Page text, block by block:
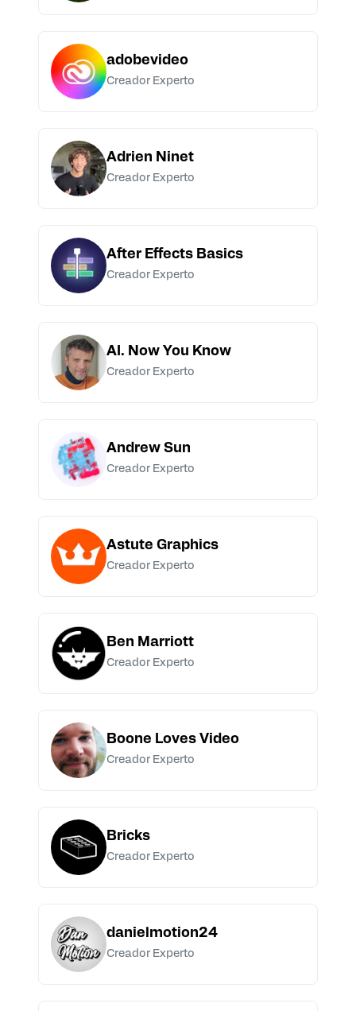
adobevideo
Creador Experto
Adrien Ninet
Creador Experto
After Effects Basics
Creador Experto
AI. Now You Know
Creador Experto
Andrew Sun
Creador Experto
Astute Graphics
Creador Experto
Ben Marriott
Creador Experto
Boone Loves Video
Creador Experto
Bricks
Creador Experto
danielmotion24
Creador Experto